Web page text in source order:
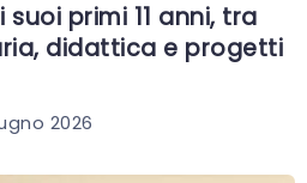
suoi primi 11 anni, tra
didattica e progetti
2026